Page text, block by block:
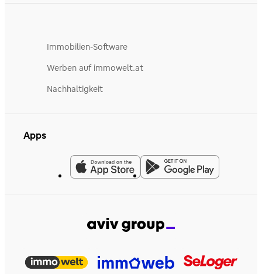
Immobilien-Software
Werben auf immowelt.at
Nachhaltigkeit
Apps